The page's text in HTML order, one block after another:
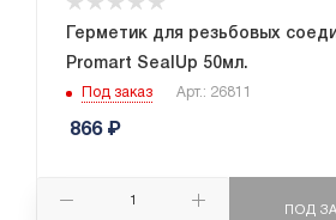
Герметик для резьбовых
Promart SealUp 50мл.
Под заказ Арт.: 26811
866₽
ПОД